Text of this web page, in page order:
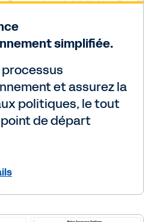
simplifiée.
et assurez la
politiques, le tout
de départ